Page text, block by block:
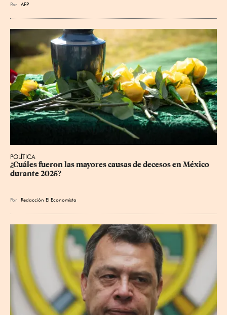
Por AFP
POLÍTICA
¿Cuáles fueron las mayores causas de decesos en México
durante 2025?
Por Redacción El Economista